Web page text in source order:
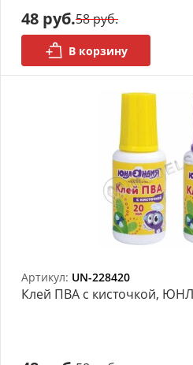
48 руб.58 руб.
В корзину
Артикул: UN-228420
Клей ПВА с кисточкой,